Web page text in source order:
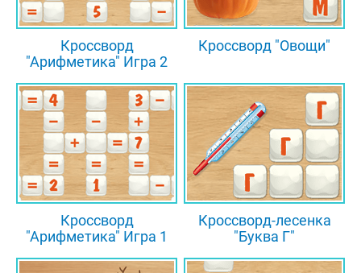
Кроссворд
"Арифметика" Игра 2
Кроссворд "Овощи"
Кроссворд
"Арифметика" Игра 1
Кроссворд-лесенка
"Буква Г"